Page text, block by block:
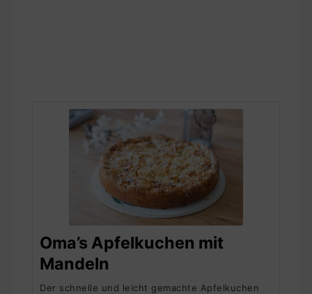
Oma’s Apfelkuchen mit
Mandeln
Der schnelle und leicht gemachte Apfelkuchen